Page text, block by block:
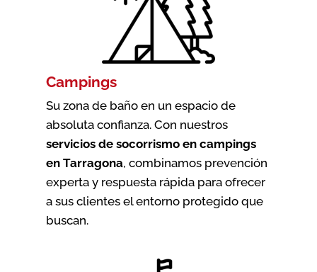
Campings
Su zona de baño en un espacio de
absoluta confianza. Con nuestros
servicios de socorrismo en campings
en Tarragona, combinamos prevención
experta y respuesta rápida para ofrecer
a sus clientes el entorno protegido que
buscan.